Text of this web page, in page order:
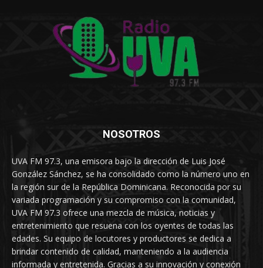
NOSOTROS
UVA FM 97.3, una emisora bajo la dirección de Luis José
González Sánchez, se ha consolidado como la número uno en
la región sur de la República Dominicana. Reconocida por su
variada programación y su compromiso con la comunidad,
UVA FM 97.3 ofrece una mezcla de música, noticias y
entretenimiento que resuena con los oyentes de todas las
edades. Su equipo de locutores y productores se dedica a
brindar contenido de calidad, manteniendo a la audiencia
informada y entretenida. Gracias a su innovación y conexión